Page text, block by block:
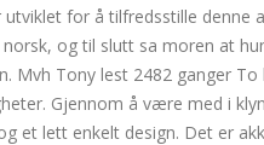
for å tilfredsstille
og til slutt sa moren at
Mvh Tony lest 2482 ganger
Gjennom å være med i
et lett enkelt design. Det er